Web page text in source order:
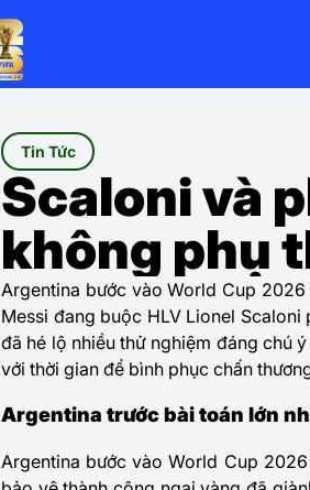
Tin Tức
Scaloni và
không phụ
Argentina bước vào World Cup
Messi đang buộc HLV Lionel
đã hé lộ nhiều thử nghiệm đáng chú
với thời gian để bình phục chấn
Argentina trước bài toán lớn
Argentina bước vào World Cup